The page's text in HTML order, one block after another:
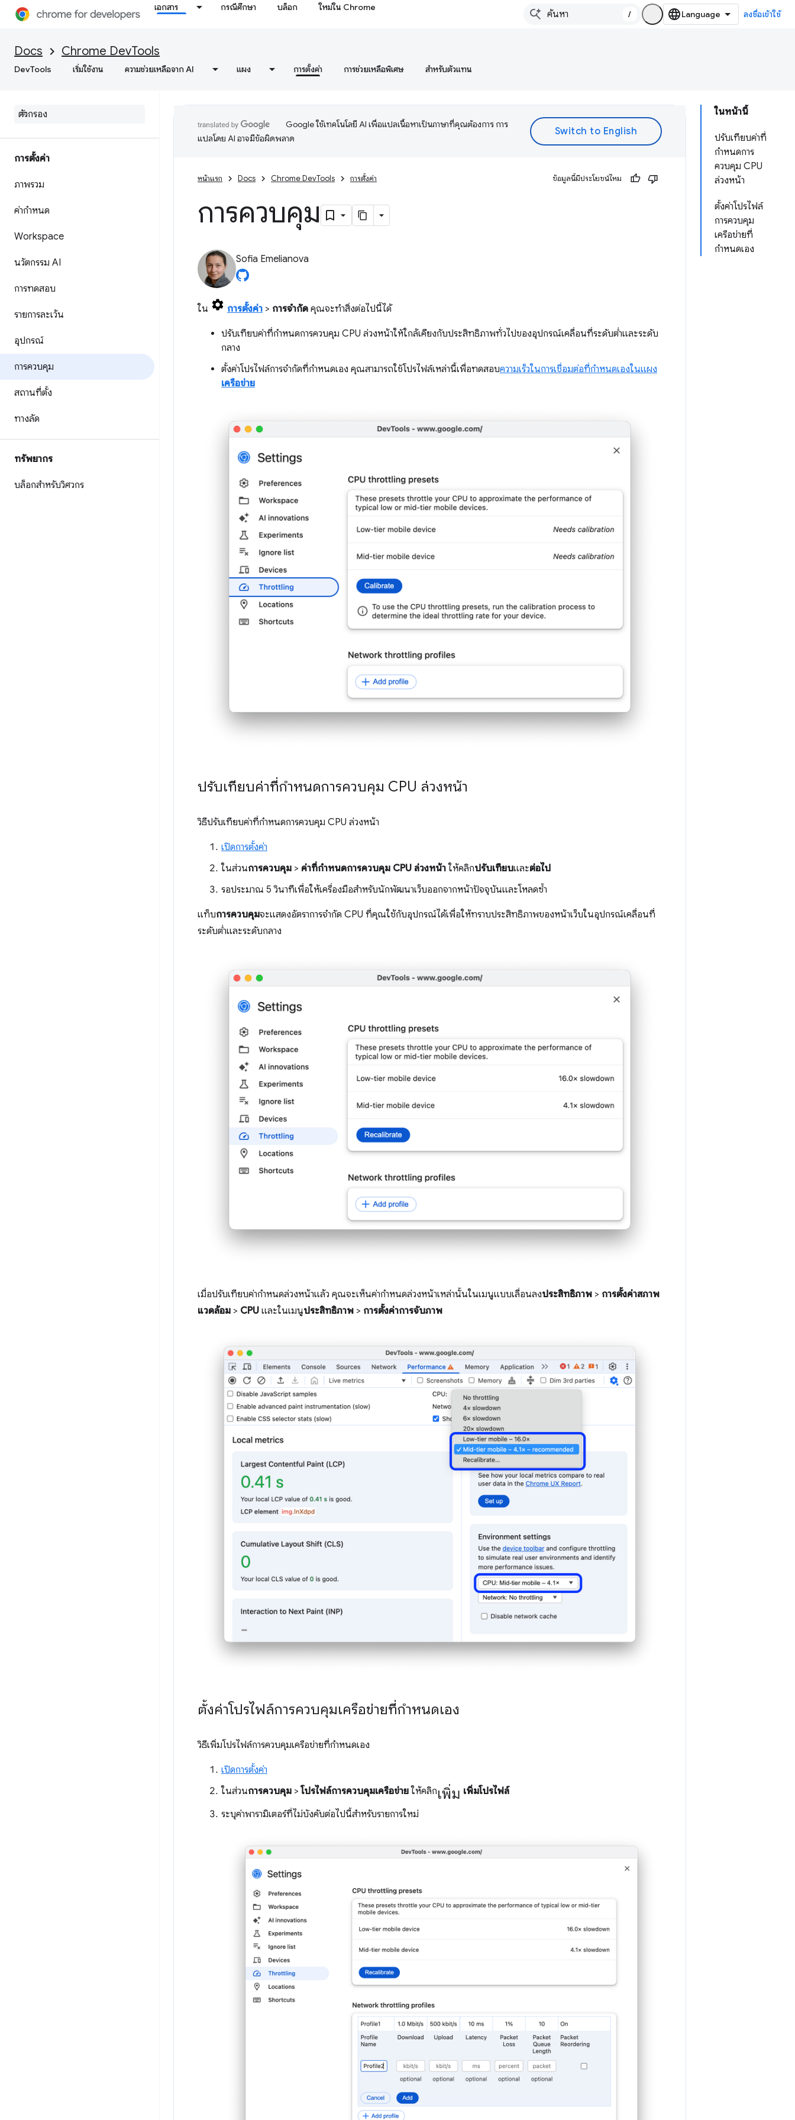
เอกสาร กรณีศึกษา บล็อก ใหม่ใน Chrome
/ ลงชื่อเข้าใช้
Docs Chrome DevTools
DevTools เริ่มใช้งาน ความช่วยเหลือจาก AI แผง การตั้งค่า การช่วยเหลือพิเศษ สำหรับตัวแทน
การตั้งค่า
ภาพรวม
ค่ากำหนด
Workspace
นวัตกรรม AI
การทดสอบ
รายการละเว้น
อุปกรณ์
การควบคุม
สถานที่ตั้ง
ทางลัด
ทรัพยากร
บล็อกสำหรับวิศวกร
ในหน้านี้
ปรับเทียบค่าที่
กำหนดการ
ควบคุม CPU
ล่วงหน้า
ตั้งค่าโปรไฟล์
การควบคุม
เครือข่ายที่
กำหนดเอง
Google ใช้เทคโนโลยี AI เพื่อแปลเนื้อหาเป็นภาษาที่คุณต้องการ การ
แปลโดย AI อาจมีข้อผิดพลาด
หน้าแรก Docs Chrome DevTools การตั้งค่า ข้อมูลนี้มีประโยชน์ไหม
การควบคุม
Sofia Emelianova
ใน การตั้งค่า > การจำกัด คุณจะทำสิ่งต่อไปนี้ได้
ปรับเทียบค่าที่กำหนดการควบคุม CPU ล่วงหน้าให้ใกล้เคียงกับประสิทธิภาพทั่วไปของอุปกรณ์เคลื่อนที่ระดับต่ำและระดับ
กลาง
ตั้งค่าโปรไฟล์การจำกัดที่กำหนดเอง คุณสามารถใช้โปรไฟล์เหล่านี้เพื่อทดสอบความเร็วในการเชื่อมต่อที่กำหนดเองในแผง
เครือข่าย
ปรับเทียบค่าที่กำหนดการควบคุม CPU ล่วงหน้า
วิธีปรับเทียบค่าที่กำหนดการควบคุม CPU ล่วงหน้า
เปิดการตั้งค่า
ในส่วนการควบคุม > ค่าที่กำหนดการควบคุม CPU ล่วงหน้าให้คลิกปรับเทียบและต่อไป
รอประมาณ 5 วินาทีเพื่อให้เครื่องมือสำหรับนักพัฒนาเว็บออกจากหน้าปัจจุบันและโหลดซ้ำ
แท็บการควบคุมจะแสดงอัตราการจำกัด CPU ที่คุณใช้กับอุปกรณ์ได้เพื่อให้ทราบประสิทธิภาพของหน้าเว็บในอุปกรณ์เคลื่อนที่
ระดับต่ำและระดับกลาง
เมื่อปรับเทียบค่ากําหนดล่วงหน้าแล้ว คุณจะเห็นค่ากําหนดล่วงหน้าเหล่านั้นในเมนูแบบเลื่อนลงประสิทธิภาพ > การตั้งค่าสภาพ
แวดล้อม > CPU และในเมนูประสิทธิภาพ > การตั้งค่าการจับภาพ
ตั้งค่าโปรไฟล์การควบคุมเครือข่ายที่กำหนดเอง
วิธีเพิ่มโปรไฟล์การควบคุมเครือข่ายที่กำหนดเอง
เปิดการตั้งค่า
ในส่วนการควบคุม >โปรไฟล์การควบคุมเครือข่าย ให้คลิกเพิ่ม เพิ่มโปรไฟล์
ระบุค่าพารามิเตอร์ที่ไม่บังคับต่อไปนี้สําหรับรายการใหม่